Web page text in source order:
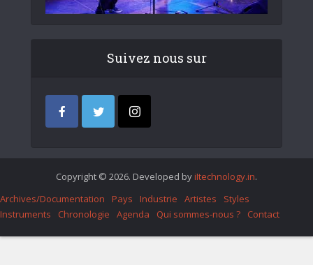
Suivez nous sur
Copyright © 2026. Developed by iItechnology.in.
Archives/Documentation
Pays Industrie Artistes
Styles
Instruments
Chronologie Agenda Qui sommes-nous ? Contact